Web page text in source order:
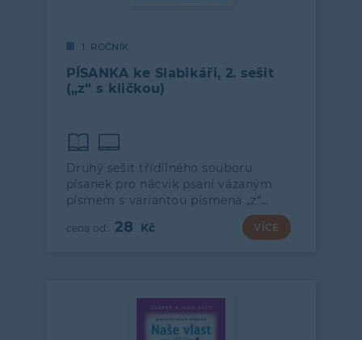
1. ROČNÍK
PÍSANKA ke Slabikáři, 2. sešit
(„z“ s kličkou)
Druhý sešit třídílného souboru
písanek pro nácvik psaní vázaným
písmem s variantou písmena „z“…
28 VÍCE